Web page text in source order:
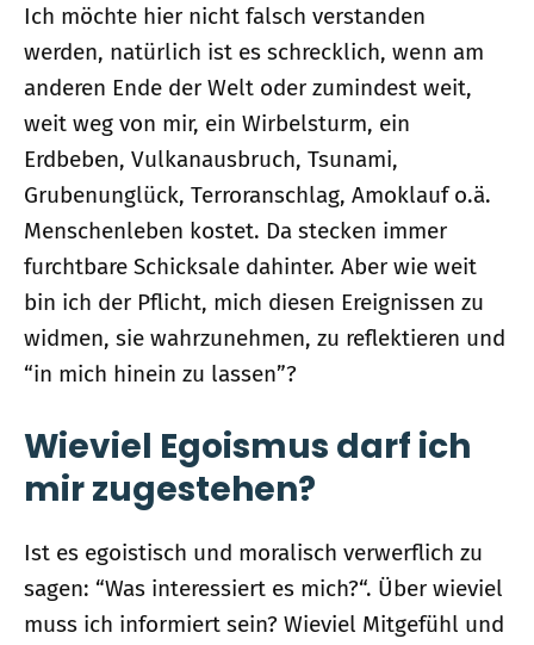
Ich möchte hier nicht falsch verstanden
werden, natürlich ist es schrecklich, wenn am
anderen Ende der Welt oder zumindest weit,
weit weg von mir, ein Wirbelsturm, ein
Erdbeben, Vulkanausbruch, Tsunami,
Grubenunglück, Terroranschlag, Amoklauf o.ä.
Menschenleben kostet. Da stecken immer
furchtbare Schicksale dahinter. Aber wie weit
bin ich der Pflicht, mich diesen Ereignissen zu
widmen, sie wahrzunehmen, zu reflektieren und
“in mich hinein zu lassen”?
Wieviel Egoismus darf ich
mir zugestehen?
Ist es egoistisch und moralisch verwerflich zu
sagen: “Was interessiert es mich?“. Über wieviel
muss ich informiert sein? Wieviel Mitgefühl und